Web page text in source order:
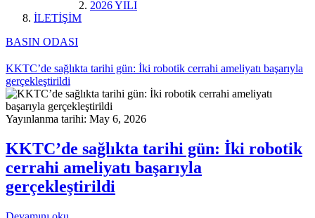
2026 YILI
İLETİŞİM
BASIN ODASI
KKTC’de sağlıkta tarihi gün: İki robotik cerrahi ameliyatı başarıyla
gerçekleştirildi
Yayınlanma tarihi: May 6, 2026
KKTC’de sağlıkta tarihi gün: İki robotik
cerrahi ameliyatı başarıyla
gerçekleştirildi